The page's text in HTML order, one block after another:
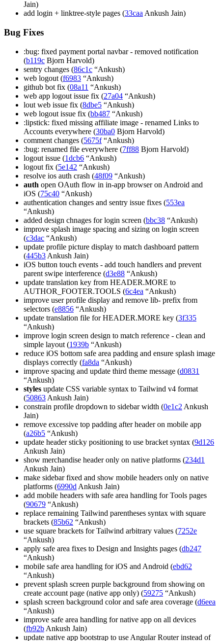
Jain)
add login + linktree-style pages (33caa Ankush Jain)
Bug Fixes
:bug: fixed payment portal navbar - removed notification
(b119c Bjorn Harvold)
sentry changes (86c1c “Ankush)
web logout (f6983 “Ankush)
github bot fix (08a11 “Ankush)
web app logout issue fix (27a04 “Ankush)
lout web issue fix (8dbe5 “Ankush)
web logout issue fix (bb487 “Ankush)
:lipstick: fixed missing affiliate image - renamed Links to
Accounts everywhere (30ba0 Bjorn Harvold)
comment changes (5675f“Ankush)
:bug: renamed file everywhere (7ff88 Bjorn Harvold)
logout issue (1dcb6 “Ankush)
logout fix (5e142 “Ankush)
resolve ios auth crash (48f09 “Ankush)
auth open OAuth flow in in-app browser on Android and
iOS (75c40 “Ankush)
authentication changes and sentry issue fixes (553ea
“Ankush)
added design chnages for login screen (bbc38 “Ankush)
improve splash image spacing and sizing on login screen
(c3dac “Ankush)
update profile picture display to match dashboard pattern
(445b3 Ankush Jain)
iOS button touch events - add touch handlers and prevent
parent swipe interference (d3e88 “Ankush)
update translation key from HEADER.MORE to
AUTHOR_FOOTER.TOOLS (6c4ea “Ankush)
improve user profile display and remove lib- prefix from
selectors (e8856 “Ankush)
update translation file for HEADER.MORE key (3f335
“Ankush)
improve login screen design to match reference - clean and
simple layout (1939b “Ankush)
reduce iOS bottom safe area padding and ensure splash image
displays correctly (fa8da “Ankush)
improve spacing and update third theme message (d0831
“Ankush)
styles update CSS variable syntax to Tailwind v4 format
(50863 Ankush Jain)
constrain profile dropdown to sidebar width (0e1c2 Ankush
Jain)
remove excessive top padding after header on mobile app
(a26b5 “Ankush)
update header sticky positioning to use bracket syntax (9d126
Ankush Jain)
show merchandise header only on native platforms (234d1
Ankush Jain)
make sidebar fixed and show mobile headers only on native
platforms (6990d Ankush Jain)
add mobile headers with safe area handling for Tools pages
(90679 “Ankush)
replace remaining Tailwind parentheses syntax with square
brackets (85b62 “Ankush)
use square brackets for Tailwind arbitrary values (7252e
“Ankush)
apply safe area fixes to Design and Insights pages (db247
“Ankush)
mobile safe area handling for iOS and Android (ebd62
“Ankush)
prevent splash screen purple background from showing on
create account page (native app only) (59275 “Ankush)
splash screen background color and safe area coverage (d6eea
“Ankush)
improve safe area handling for native app on all devices
(fb92b Ankush Jain)
update native app bootstrap to use Angular Router instead of